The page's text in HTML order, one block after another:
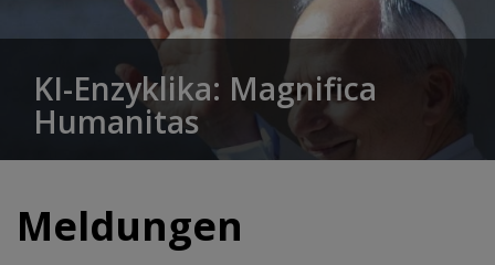
KI-Enzyklika: Magnifica
Humanitas
Meldungen